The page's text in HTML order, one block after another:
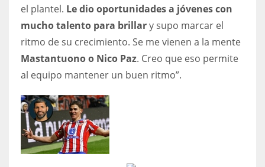
el plantel. Le dio oportunidades a jóvenes con
mucho talento para brillary supo marcar el
ritmo de su crecimiento. Se me vienen a la mente
Mastantuono o Nico Paz. Creo que eso permite
al equipo mantener un buen ritmo”.